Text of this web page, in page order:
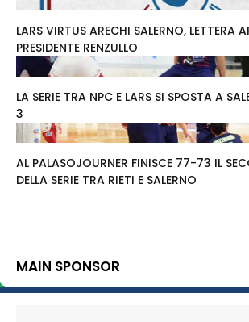
LARS VIRTUS ARECHI SALERNO, LETTERA
PRESIDENTE RENZULLO
LA SERIE TRA NPC E LARS SI SPOSTA A
3
AL PALASOJOURNER FINISCE 77-73 IL
DELLA SERIE TRA RIETI E SALERNO
MAIN SPONSOR